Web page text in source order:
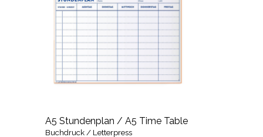
A5 Stundenplan / A5 Time Table
Buchdruck / Letterpress